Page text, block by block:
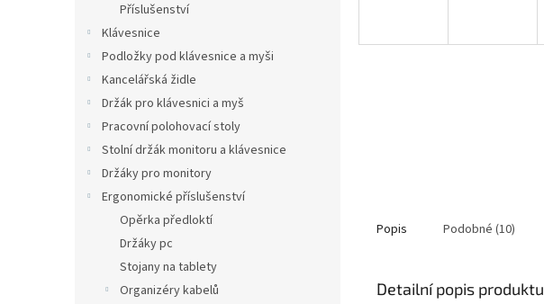
Příslušenství
Klávesnice
Podložky pod klávesnice a myši
Kancelářská židle
Držák pro klávesnici a myš
Pracovní polohovací stoly
Stolní držák monitoru a klávesnice
Držáky pro monitory
Ergonomické příslušenství
Opěrka předloktí
Držáky pc
Stojany na tablety
Organizéry kabelů
Popis Podobné (10)
Detailní popis produktu